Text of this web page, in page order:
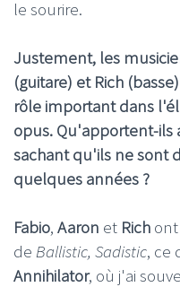
le sourire.
Justement, les
(guitare) et Rich
rôle important dans
opus. Qu'apportent-ils
sachant qu'ils ne sont
quelques années ?
Fabio, Aaron et Rich
de Ballistic, Sadistic, ce
Annihilator, où j'ai